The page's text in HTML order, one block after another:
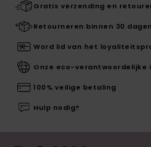
Gratis verzending en
Retourneren binnen 30 dagen
Word lid van het
Onze eco-verantwoordelijke
100% veilige betaling
Hulp nodig?